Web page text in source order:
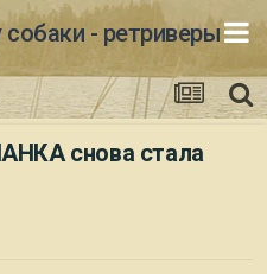
- ретриверы
снова стала